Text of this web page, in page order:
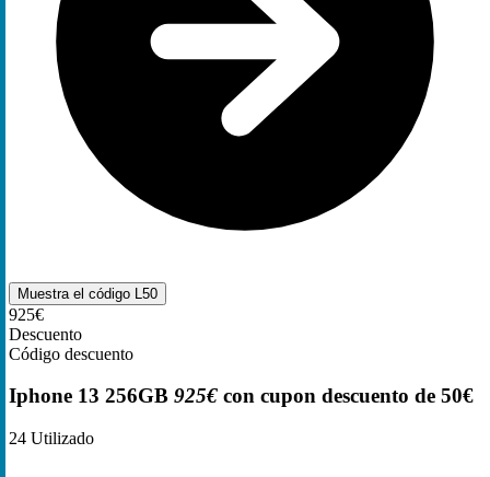
Muestra el código L50
925€
Descuento
Código descuento
Iphone 13 256GB 925€ con cupon descuento de 50€
24 Utilizado